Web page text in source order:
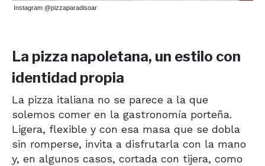
Instagram @pizzaparadisoar
La pizza napoletana, un estilo con
identidad propia
La pizza italiana no se parece a la que
solemos comer en la gastronomía porteña.
Ligera, flexible y con esa masa que se dobla
sin romperse, invita a disfrutarla con la mano
y, en algunos casos, cortada con tijera, como